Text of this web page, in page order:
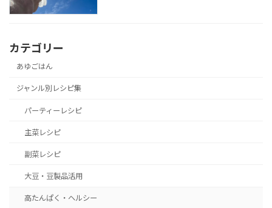
カテゴリー
あゆごはん
ジャンル別レシピ集
パーティーレシピ
主菜レシピ
副菜レシピ
大豆・豆製品活用
高たんぱく・ヘルシー